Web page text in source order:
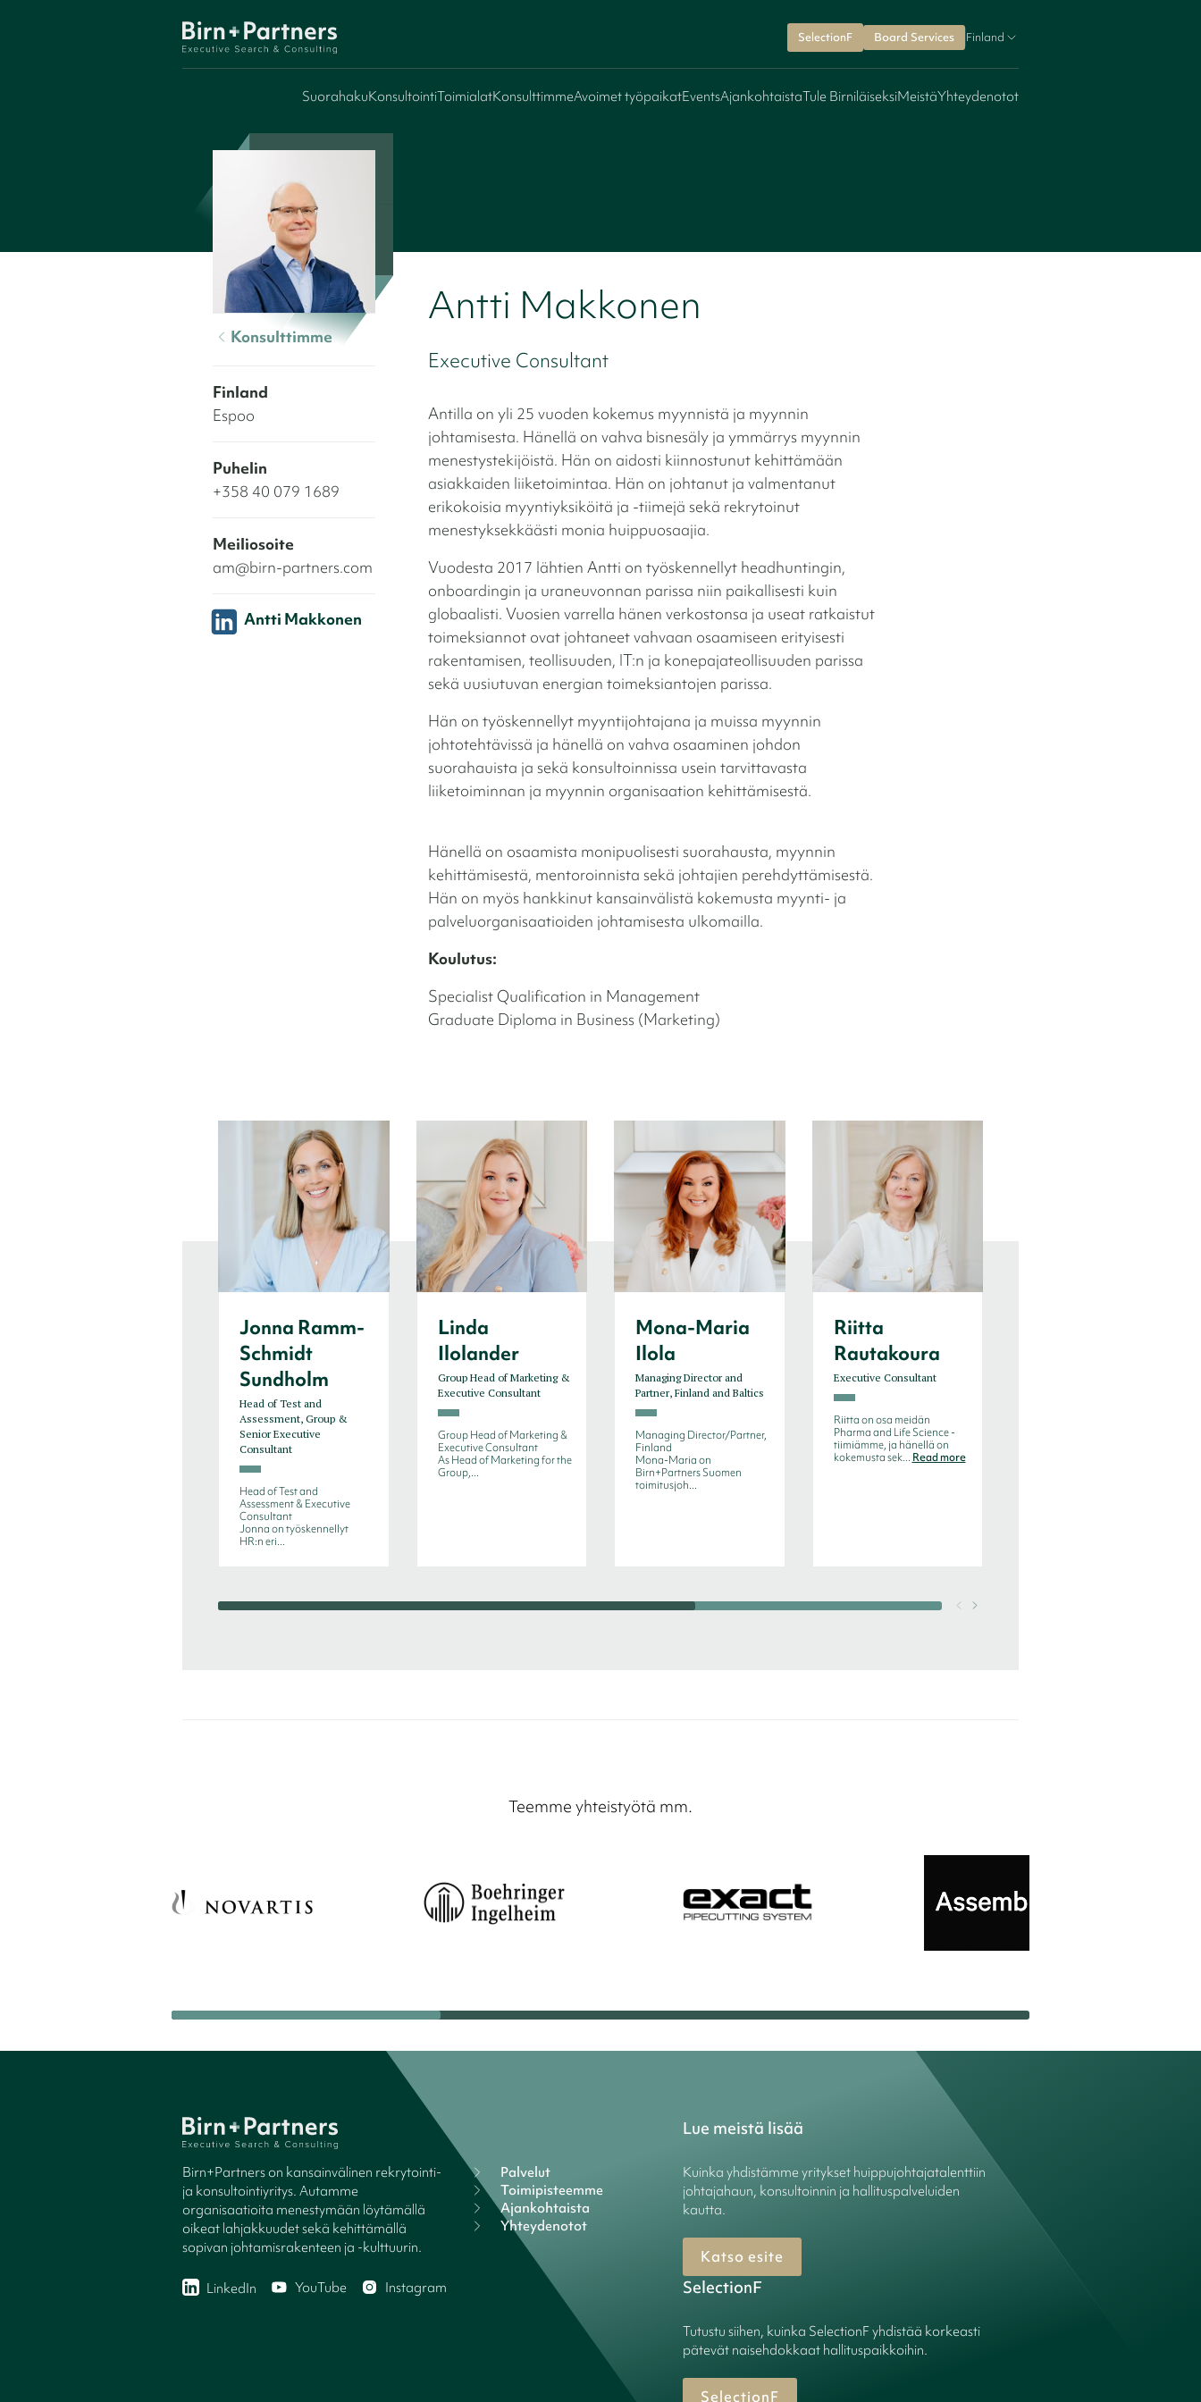
SelectionF Board Services Finland
SuorahakuKonsultointiToimialatKonsulttimmeAvoimet työpaikatEventsAjankohtaistaTule BirniläiseksiMeistäYhteydenotot
Konsulttimme
Finland
Espoo
Puhelin
+358 40 079 1689
Meiliosoite
am@birn-partners.com
Antti Makkonen
Antti Makkonen
Executive Consultant
Antilla on yli 25 vuoden kokemus myynnistä ja myynnin
johtamisesta. Hänellä on vahva bisnesäly ja ymmärrys myynnin
menestystekijöistä. Hän on aidosti kiinnostunut kehittämään
asiakkaiden liiketoimintaa. Hän on johtanut ja valmentanut
erikokoisia myyntiyksiköitä ja -tiimejä sekä rekrytoinut
menestyksekkäästi monia huippuosaajia.
Vuodesta 2017 lähtien Antti on työskennellyt headhuntingin,
onboardingin ja uraneuvonnan parissa niin paikallisesti kuin
globaalisti. Vuosien varrella hänen verkostonsa ja useat ratkaistut
toimeksiannot ovat johtaneet vahvaan osaamiseen erityisesti
rakentamisen, teollisuuden, IT:n ja konepajateollisuuden parissa
sekä uusiutuvan energian toimeksiantojen parissa.
Hän on työskennellyt myyntijohtajana ja muissa myynnin
johtotehtävissä ja hänellä on vahva osaaminen johdon
suorahauista ja sekä konsultoinnissa usein tarvittavasta
liiketoiminnan ja myynnin organisaation kehittämisestä.
Hänellä on osaamista monipuolisesti suorahausta, myynnin
kehittämisestä, mentoroinnista sekä johtajien perehdyttämisestä.
Hän on myös hankkinut kansainvälistä kokemusta myynti- ja
palveluorganisaatioiden johtamisesta ulkomailla.
Koulutus:
Specialist Qualification in Management
Graduate Diploma in Business (Marketing)
Jonna Ramm-
Schmidt
Sundholm
Head of Test and
Assessment, Group &
Senior Executive
Consultant
Head of Test and
Assessment & Executive
Consultant
Jonna on työskennellyt
HR:n eri...
Linda
Ilolander
Group Head of Marketing &
Executive Consultant
Group Head of Marketing &
Executive Consultant
As Head of Marketing for the
Group,...
Mona-Maria
Ilola
Managing Director and
Partner, Finland and Baltics
Managing Director/Partner,
Finland
Mona-Maria on
Birn+Partners Suomen
toimitusjoh...
Riitta
Rautakoura
Executive Consultant
Riitta on osa meidän
Pharma and Life Science -
tiimiämme, ja hänellä on
kokemusta sek... Read more
Teemme yhteistyötä mm.
Birn+Partners on kansainvälinen rekrytointi-
ja konsultointiyritys. Autamme
organisaatioita menestymään löytämällä
oikeat lahjakkuudet sekä kehittämällä
sopivan johtamisrakenteen ja -kulttuurin.
LinkedIn YouTube Instagram
Palvelut
Toimipisteemme
Ajankohtaista
Yhteydenotot
Lue meistä lisää
Kuinka yhdistämme yritykset huippujohtajatalenttiin
johtajahaun, konsultoinnin ja hallituspalveluiden
kautta.
Katso esite
SelectionF
Tutustu siihen, kuinka SelectionF yhdistää korkeasti
pätevät naisehdokkaat hallituspaikkoihin.
SelectionF